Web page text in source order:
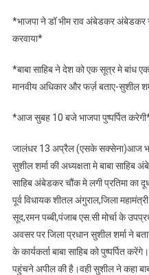
ने
राव
अंबेडकर
जयंती
उपलक्ष
मे
प्रतिमा
को
दूध
से
स्नान
करवाया
*भाजपा ने डॉ भीम राव अंबेडकर अंबेडकर
करवाया*
*बाबा साहिब ने देश को एक सूत्र मे बांध
मानवीय अधिकार और फर्ज़ बताए-सुशील
*आज सुबह 10 बजे भाजपा पुष्पर्पित
जालंधर 13 अप्रैल (एसके सक्सेना)आज
सुशील शर्मा की अध्यक्षता मे बाबा
साहिब अंबेडकर चौंक मे लगी प्रतिमा का
पूर्व विधायक शीतल अंगुराल,जिला
सूद,रमन पब्बी,पंजाब एस.सी मोर्चा के
अवसर पर जिला प्रधान सुशील शर्मा ने
के कार्यकर्ता बाबा साहिब को पुष्पर्पित
पहुंचने अपील की है।वही सुशील ने कहा